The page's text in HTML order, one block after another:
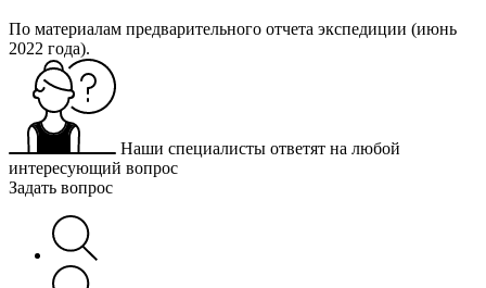
По материалам предварительного отчета экспедиции (июнь
2022 года).
Наши специалисты ответят на любой
интересующий вопрос
Задать вопрос